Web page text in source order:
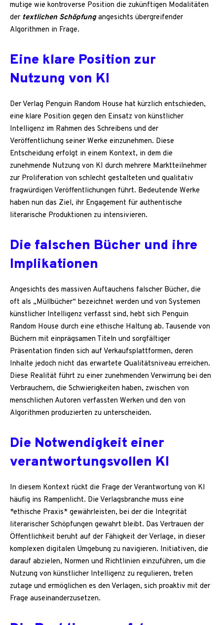
mutige wie kontroverse Position die zukünftigen Modalitäten
der textlichen Schöpfungangesichts übergreifender
Algorithmen in Frage.
Eine klare Position zur
Nutzung von KI
Der Verlag Penguin Random House hat kürzlich entschieden,
eine klare Position gegen den Einsatz von künstlicher
Intelligenz im Rahmen des Schreibens und der
Veröffentlichung seiner Werke einzunehmen. Diese
Entscheidung erfolgt in einem Kontext, in dem die
zunehmende Nutzung von KI durch mehrere Marktteilnehmer
zur Proliferation von schlecht gestalteten und qualitativ
fragwürdigen Veröffentlichungen führt. Bedeutende Werke
haben nun das Ziel, ihr Engagement für authentische
literarische Produktionen zu intensivieren.
Die falschen Bücher und ihre
Implikationen
Angesichts des massiven Auftauchens falscher Bücher, die
oft als „Müllbücher“ bezeichnet werden und von Systemen
künstlicher Intelligenz verfasst sind, hebt sich Penguin
Random House durch eine ethische Haltung ab. Tausende von
Büchern mit einprägsamen Titeln und sorgfältiger
Präsentation finden sich auf Verkaufsplattformen, deren
Inhalte jedoch nicht das erwartete Qualitätsniveau erreichen.
Diese Realität führt zu einer zunehmenden Verwirrung bei den
Verbrauchern, die Schwierigkeiten haben, zwischen von
menschlichen Autoren verfassten Werken und den von
Algorithmen produzierten zu unterscheiden.
Die Notwendigkeit einer
verantwortungsvollen KI
In diesem Kontext rückt die Frage der Verantwortung von KI
häufig ins Rampenlicht. Die Verlagsbranche muss eine
*ethische Praxis* gewährleisten, bei der die Integrität
literarischer Schöpfungen gewahrt bleibt. Das Vertrauen der
Öffentlichkeit beruht auf der Fähigkeit der Verlage, in dieser
komplexen digitalen Umgebung zu navigieren. Initiativen, die
darauf abzielen, Normen und Richtlinien einzuführen, um die
Nutzung von künstlicher Intelligenz zu regulieren, treten
zutage und ermöglichen es den Verlagen, sich proaktiv mit der
Frage auseinanderzusetzen.